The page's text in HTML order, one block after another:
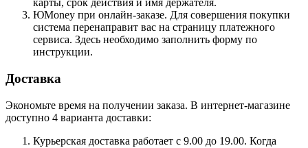
карты, срок действия и имя держателя.
ЮMoney при онлайн-заказе. Для совершения покупки
система перенаправит вас на страницу платежного
сервиса. Здесь необходимо заполнить форму по
инструкции.
Доставка
Экономьте время на получении заказа. В интернет-магазине
доступно 4 варианта доставки:
Курьерская доставка работает с 9.00 до 19.00. Когда